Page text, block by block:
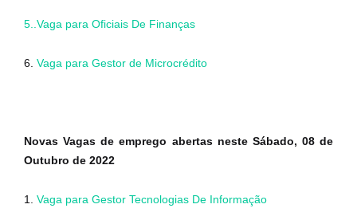
5..Vaga para Oficiais De Finanças
6. Vaga para Gestor de Microcrédito
Novas Vagas de emprego abertas neste Sábado, 08 de
Outubro de 2022
1. Vaga para Gestor Tecnologias De Informação